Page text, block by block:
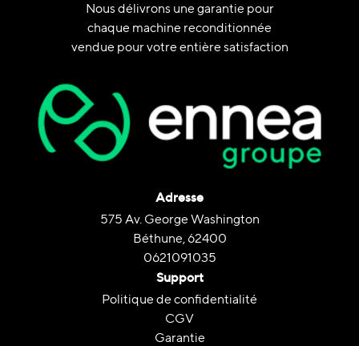
Nous délivrons une garantie pour
chaque machine reconditionnée
vendue pour votre entière satisfaction
Adresse
575 Av. George Washington
Béthune, 62400
0621091035
Support
Politique de confidentialité
CGV
Garantie